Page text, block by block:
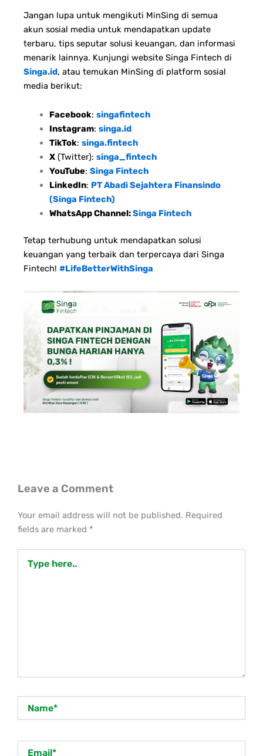
Jangan lupa untuk mengikuti MinSing di semua
akun sosial media untuk mendapatkan update
terbaru, tips seputar solusi keuangan, dan informasi
menarik lainnya. Kunjungi website Singa Fintech di
Singa.id, atau temukan MinSing di platform sosial
media berikut:
Facebook: singafintech
Instagram: singa.id
TikTok: singa.fintech
X(Twitter): singa_fintech
YouTube: Singa Fintech
LinkedIn: PT Abadi Sejahtera Finansindo
(Singa Fintech)
WhatsApp Channel:Singa Fintech
Tetap terhubung untuk mendapatkan solusi
keuangan yang terbaik dan terpercaya dari Singa
Fintech! #LifeBetterWithSinga
Leave a Comment
Your email address will not be published. Required
fields are marked *
here..